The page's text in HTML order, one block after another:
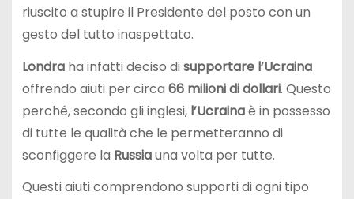
riuscito a stupire il Presidente del posto con un
gesto del tutto inaspettato.
Londraha infatti deciso disupportare l’Ucraina
offrendo aiuti per circa 66 milioni di dollari. Questo
perché, secondo gli inglesi, l’Ucrainaè in possesso
di tutte le qualità che le permetteranno di
sconfiggere la Russiauna volta per tutte.
Questi aiuti comprendono supporti di ogni tipo